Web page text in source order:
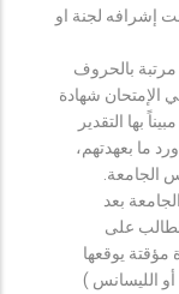
إشرافه لجنة او
مرتبة بالحروف
الإمتحان شهادة
بها التقدير
ما بعهدتهم،
الجامعة.
بعد
على
يوقعها
أو الليسانس )